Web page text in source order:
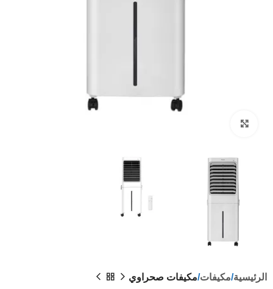
الرئيسية مكيفات مكيفات صحراوي